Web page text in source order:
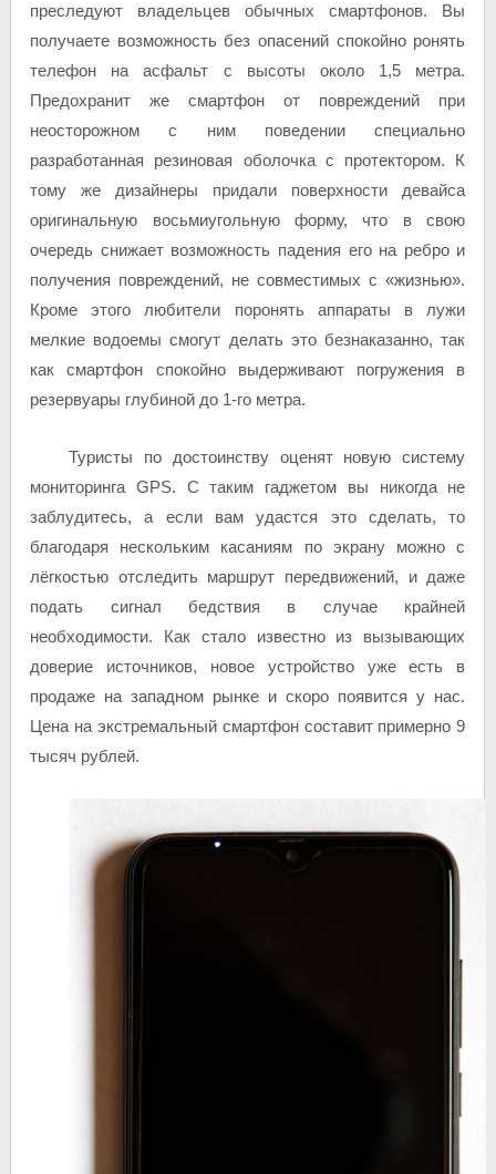
преследуют владельцев обычных смартфонов. Вы
получаете возможность без опасений спокойно ронять
телефон на асфальт с высоты около 1,5 метра.
Предохранит же смартфон от повреждений при
неосторожном с ним поведении специально
разработанная резиновая оболочка с протектором. К
тому же дизайнеры придали поверхности девайса
оригинальную восьмиугольную форму, что в свою
очередь снижает возможность падения его на ребро и
получения повреждений, не совместимых с «жизнью».
Кроме этого любители поронять аппараты в лужи
мелкие водоемы смогут делать это безнаказанно, так
как смартфон спокойно выдерживают погружения в
резервуары глубиной до 1-го метра.
Туристы по достоинству оценят новую систему
мониторинга GPS. С таким гаджетом вы никогда не
заблудитесь, а если вам удастся это сделать, то
благодаря нескольким касаниям по экрану можно с
лёгкостью отследить маршрут передвижений, и даже
подать сигнал бедствия в случае крайней
необходимости. Как стало известно из вызывающих
доверие источников, новое устройство уже есть в
продаже на западном рынке и скоро появится у нас.
Цена на экстремальный смартфон составит примерно 9
тысяч рублей.